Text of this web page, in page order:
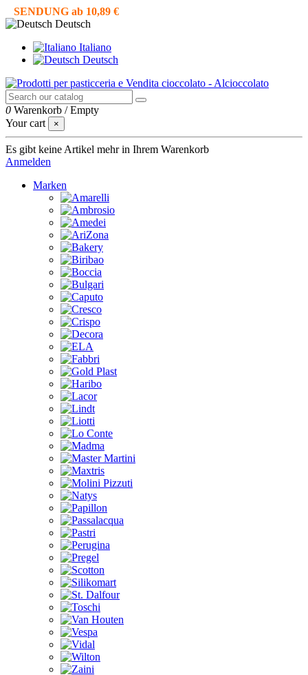
SENDUNG ab 10,89 €
Deutsch
Italiano
Deutsch
0 Warenkorb /Empty
Your cart
×
Es gibt keine Artikel mehr in Ihrem Warenkorb
Anmelden
Marken